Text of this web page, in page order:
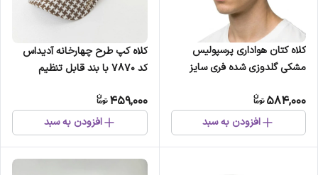
کلاه کتان هواداری پرسپولیس
مشکی گلدوزی شده فری سایز
584,000
افزودن به سبد
کلاه کپ طرح چهارخانه آدیداس
کد 7870 با بند قابل تنظیم
459,000
افزودن به سبد